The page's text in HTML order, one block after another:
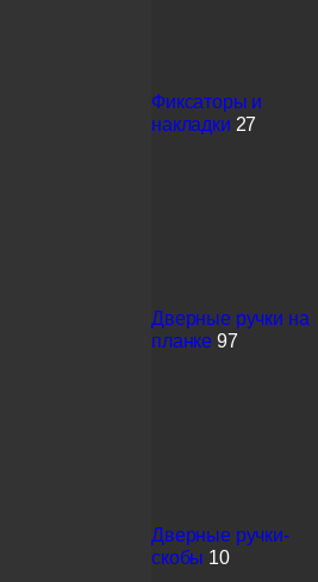
Фиксаторы и
накладки 27
Дверные ручки на
планке 97
Дверные ручки-
скобы 10